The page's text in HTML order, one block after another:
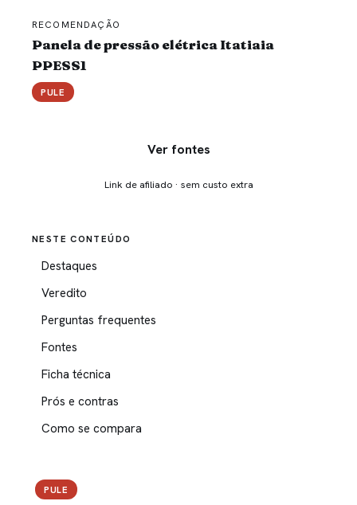
PULE
RECOMENDAÇÃO
Panela de pressão elétrica Itatiaia
PPESS1
PULE
Ver fontes
Link de afiliado · sem custo extra
NESTE CONTEÚDO
Destaques
Veredito
Perguntas frequentes
Fontes
Ficha técnica
Prós e contras
Como se compara